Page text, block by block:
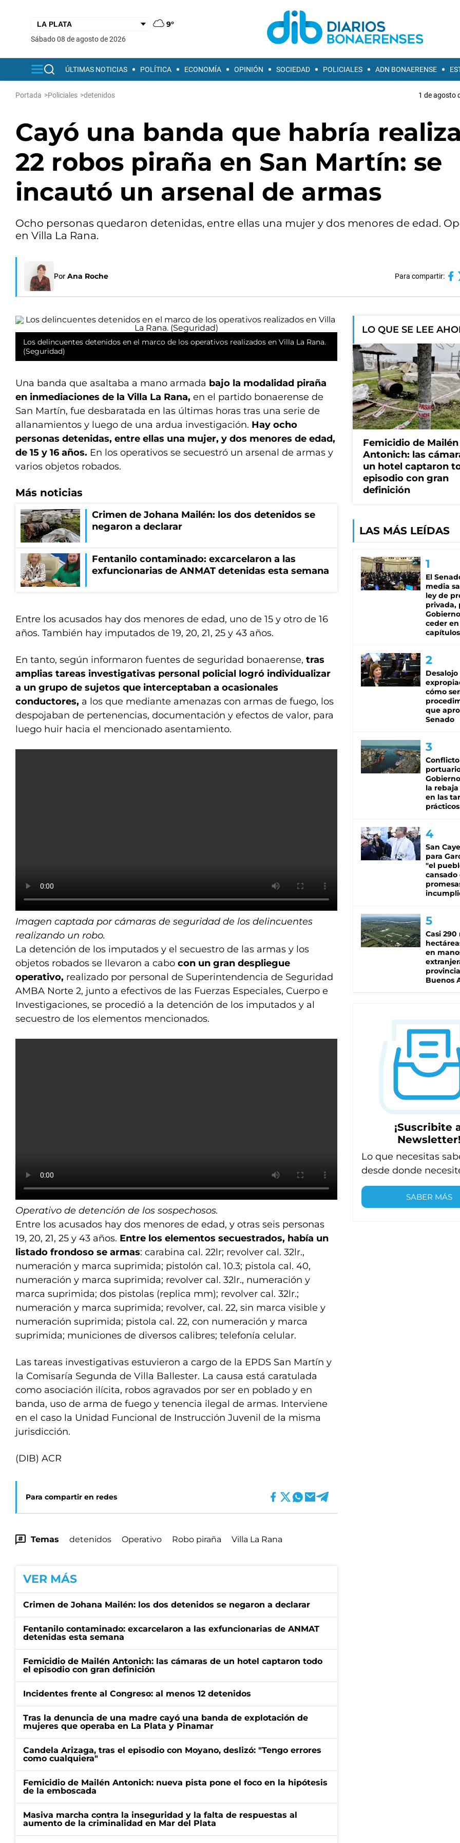
9°
sábado 08 de agosto de 2026
ÚLTIMAS NOTICIAS POLÍTICA ECONOMÍA OPINIÓN SOCIEDAD POLICIALES ADN BONAERENSE
Portada >Policiales >detenidos 1 de agosto
Cayó una banda que habría
22 robos piraña en San Martín: se
incautó un arsenal de armas
Ocho personas quedaron detenidas, entre ellas una mujer y dos menores de edad.
en Villa La Rana.
Por Ana Roche Para compartir:
Los delincuentes detenidos en el marco de los operativos realizados en Villa La Rana.
(Seguridad)
Una banda que asaltaba a mano armada bajo la modalidad piraña
en inmediaciones de la Villa La Rana, en el partido bonaerense de
San Martín, fue desbaratada en las últimas horas tras una serie de
allanamientos y luego de una ardua investigación. Hay ocho
personas detenidas, entre ellas una mujer, y dos menores de edad,
de 15 y 16 años. En los operativos se secuestró un arsenal de armas y
varios objetos robados.
Más noticias
Crimen de Johana Mailén: los dos detenidos se
negaron a declarar
Fentanilo contaminado: excarcelaron a las
exfuncionarias de ANMAT detenidas esta semana
Entre los acusados hay dos menores de edad, uno de 15 y otro de 16
años. También hay imputados de 19, 20, 21, 25 y 43 años.
En tanto, según informaron fuentes de seguridad bonaerense, tras
amplias tareas investigativas personal policial logró individualizar
a un grupo de sujetos que interceptaban a ocasionales
conductores, a los que mediante amenazas con armas de fuego, los
despojaban de pertenencias, documentación y efectos de valor, para
luego huir hacia el mencionado asentamiento.
Imagen captada por cámaras de seguridad de los delincuentes
realizando un robo.
La detención de los imputados y el secuestro de las armas y los
objetos robados se llevaron a cabo con un gran despliegue
operativo, realizado por personal de Superintendencia de Seguridad
AMBA Norte 2, junto a efectivos de las Fuerzas Especiales, Cuerpo e
Investigaciones, se procedió a la detención de los imputados y al
secuestro de los elementos mencionados.
Operativo de detención de los sospechosos.
Entre los acusados hay dos menores de edad, y otras seis personas
19, 20, 21, 25 y 43 años. Entre los elementos secuestrados, había un
listado frondoso se armas: carabina cal. 22lr; revolver cal. 32lr.,
numeración y marca suprimida; pistolón cal. 10.3; pistola cal. 40,
numeración y marca suprimida; revolver cal. 32lr., numeración y
marca suprimida; dos pistolas (replica mm); revolver cal. 32lr.;
numeración y marca suprimida; revolver, cal. 22, sin marca visible y
numeración suprimida; pistola cal. 22, con numeración y marca
suprimida; municiones de diversos calibres; telefonía celular.
Las tareas investigativas estuvieron a cargo de la EPDS San Martín y
la Comisaría Segunda de Villa Ballester. La causa está caratulada
como asociación ilícita, robos agravados por ser en poblado y en
banda, uso de arma de fuego y tenencia ilegal de armas. Interviene
en el caso la Unidad Funcional de Instrucción Juvenil de la misma
jurisdicción.
(DIB) ACR
Para compartir en redes
Temas detenidos Operativo Robo piraña Villa La Rana
VER MÁS
Crimen de Johana Mailén: los dos detenidos se negaron a declarar
Fentanilo contaminado: excarcelaron a las exfuncionarias de ANMAT
detenidas esta semana
Femicidio de Mailén Antonich: las cámaras de un hotel captaron todo
el episodio con gran definición
Incidentes frente al Congreso: al menos 12 detenidos
Tras la denuncia de una madre cayó una banda de explotación de
mujeres que operaba en La Plata y Pinamar
Candela Arizaga, tras el episodio con Moyano, deslizó: "Tengo errores
como cualquiera"
Femicidio de Mailén Antonich: nueva pista pone el foco en la hipótesis
de la emboscada
Masiva marcha contra la inseguridad y la falta de respuestas al
aumento de la criminalidad en Mar del Plata
LO QUE SE LEE
Femicidio de Mailén
Antonich: las
un hotel captaron
episodio con gran
definición
LAS MÁS LEÍDAS
El
media
ley de
privada,
ceder
capítulos
cómo
que
Senado
Conflicto
la rebaja
en las
prácticos
San
para
"el
cansado
Casi 290
en
Buenos
¡Suscribite
Newsletter!
Lo que necesitas
desde donde
SABER MÁS